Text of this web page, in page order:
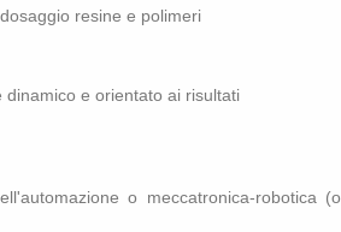
re­si­ne e po­li­me­ri
e orien­ta­to ai ri­sul­ta­ti
o mec­ca­tro­ni­ca-ro­bo­ti­ca (o